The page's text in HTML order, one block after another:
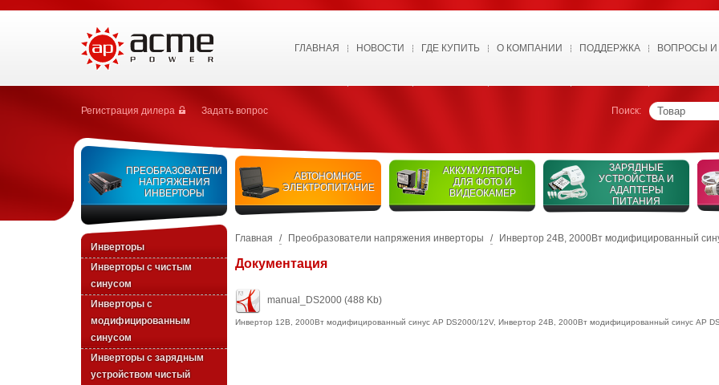
ГЛАВНАЯ НОВОСТИ ГДЕ КУПИТЬ О КОМПАНИИ ПОДДЕРЖКА ВОПРОСЫ И
Регистрация дилера Задать вопрос Поиск:
ПРЕОБРАЗОВАТЕЛИ
НАПРЯЖЕНИЯ
ИНВЕРТОРЫ
АВТОНОМНОЕ
ЭЛЕКТРОПИТАНИЕ
АККУМУЛЯТОРЫ
ДЛЯ ФОТО И
ВИДЕОКАМЕР
ЗАРЯДНЫЕ
УСТРОЙСТВА И
АДАПТЕРЫ
ПИТАНИЯ
Инверторы
Инверторы с чистым
синусом
Инверторы с
модифицированным
синусом
Инверторы с зарядным
устройством чистый
Главная / Преобразователи напряжения инверторы / Инвертор 24В, 2000Вт модифицированный
Документация
manual_DS2000 (488 Kb)
Инвертор 12В, 2000Вт модифицированный синус AP DS2000/12V, Инвертор 24В, 2000Вт модифицированный синус AP